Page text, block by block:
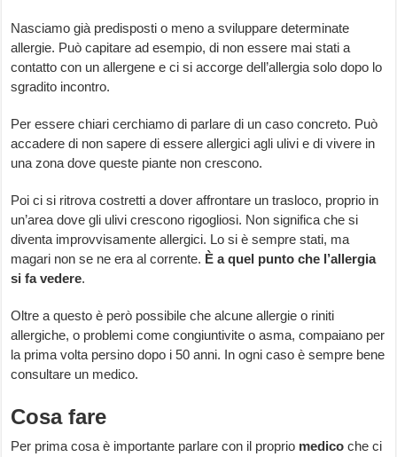
Nasciamo già predisposti o meno a sviluppare determinate
allergie. Può capitare ad esempio, di non essere mai stati a
contatto con un allergene e ci si accorge dell’allergia solo dopo lo
sgradito incontro.
Per essere chiari cerchiamo di parlare di un caso concreto. Può
accadere di non sapere di essere allergici agli ulivi e di vivere in
una zona dove queste piante non crescono.
Poi ci si ritrova costretti a dover affrontare un trasloco, proprio in
un’area dove gli ulivi crescono rigogliosi. Non significa che si
diventa improvvisamente allergici. Lo si è sempre stati, ma
magari non se ne era al corrente. È a quel punto che l’allergia
si fa vedere.
Oltre a questo è però possibile che alcune allergie o riniti
allergiche, o problemi come congiuntivite o asma, compaiano per
la prima volta persino dopo i 50 anni. In ogni caso è sempre bene
consultare un medico.
Cosa fare
Per prima cosa è importante parlare con il proprio medico che ci